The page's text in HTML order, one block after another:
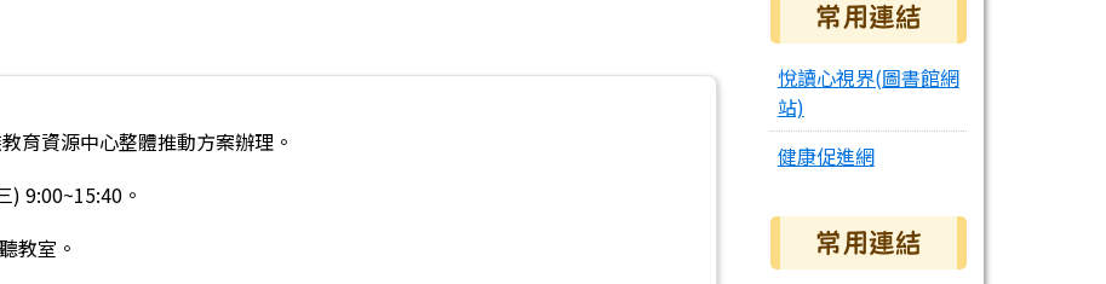
育資源中心整體推動方案辦理。
) 9:00~15:40。
教室。
常用連結
悅讀心視界(圖書館網
站)
健康促進網
常用連結